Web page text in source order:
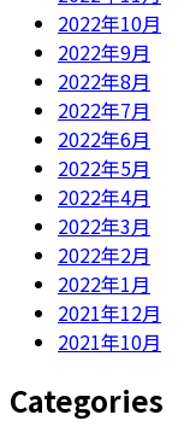
2022年10月
2022年9月
2022年8月
2022年7月
2022年6月
2022年5月
2022年4月
2022年3月
2022年2月
2022年1月
2021年12月
2021年10月
Categories